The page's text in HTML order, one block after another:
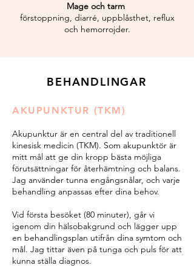
Mage och tarm
förstoppning, diarré, uppblåsthet, reflux
och hemorrojder.
BEHANDLINGAR
AKUPUNKTUR (TKM)
Akupunktur är en central del av traditionell
kinesisk medicin (TKM). Som akupunktör är
mitt mål att ge din kropp bästa möjliga
förutsättningar för återhämtning och balans.
Jag använder tunna engångsnålar, och varje
behandling anpassas efter dina behov.
Vid första besöket (80 minuter), går vi
igenom din hälsobakgrund och lägger upp
en behandlingsplan utifrån dina symtom och
mål. Jag tittar även på tunga och puls för att
kunna ställa diagnos.